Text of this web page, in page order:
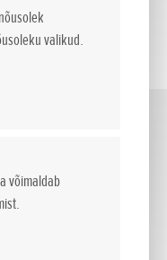
valikud.
võimaldab